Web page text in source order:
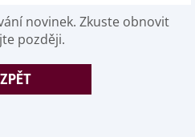
novinek. Zkuste obnovit
později.
ZPĚT